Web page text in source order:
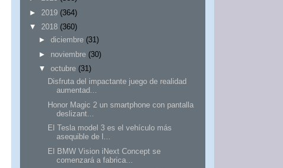
► 2019 (364)
▼
2018 (360)
► diciembre (31)
► noviembre (30)
▼
octubre (31)
Disfruta del impactante juego de realidad
aumentad...
Honor Magic 2 un smartphone con pantalla
deslizant...
El Tesla model 3 es el vehículo más
asequible de l...
El BMW Vision iNext Concept se
comenzará a fabrica...